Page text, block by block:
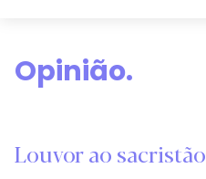
Opinião.
Louvor ao sacristão